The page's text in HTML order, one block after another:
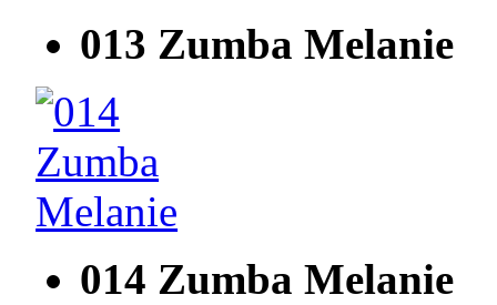
013 Zumba Melanie
014 Zumba Melanie